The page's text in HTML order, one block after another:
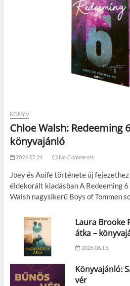
KÖNYV
Chloe Walsh: Redeeming
könyvajánló
2026.07.24. No Comments
Joey és Aoife története új
éldekorált kiadásban A Redeeming
Walsh nagysikerű Boys of Tommen
Laura Brooke
átka –
2026.06.15.
Könyvajánló:
vér